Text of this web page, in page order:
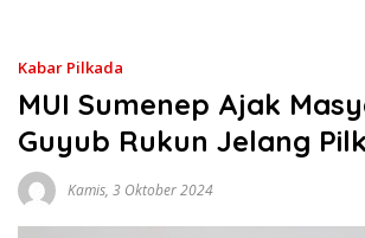
Kabar Pilkada
MUI Sumenep Ajak
Guyub Rukun Jelang
Kamis, 3 Oktober 2024